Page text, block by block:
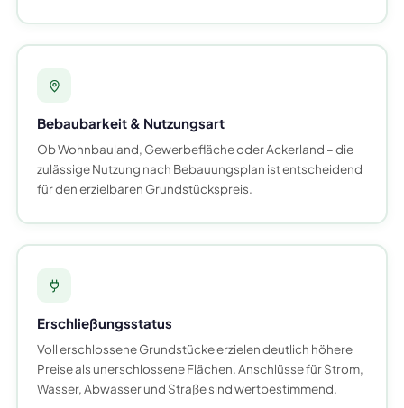
Bebaubarkeit & Nutzungsart
Ob Wohnbauland, Gewerbefläche oder Ackerland – die
zulässige Nutzung nach Bebauungsplan ist entscheidend
für den erzielbaren Grundstückspreis.
Erschließungsstatus
Voll erschlossene Grundstücke erzielen deutlich höhere
Preise als unerschlossene Flächen. Anschlüsse für Strom,
Wasser, Abwasser und Straße sind wertbestimmend.